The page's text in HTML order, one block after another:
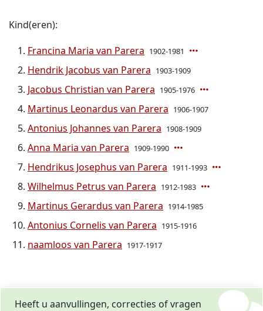
Kind(eren):
Francina Maria van Parera 1902-1981
Hendrik Jacobus van Parera 1903-1909
Jacobus Christian van Parera 1905-1976
Martinus Leonardus van Parera 1906-1907
Antonius Johannes van Parera 1908-1909
Anna Maria van Parera 1909-1990
Hendrikus Josephus van Parera 1911-1993
Wilhelmus Petrus van Parera 1912-1983
Martinus Gerardus van Parera 1914-1985
Antonius Cornelis van Parera 1915-1916
naamloos van Parera 1917-1917
Heeft u aanvullingen, correcties of vragen